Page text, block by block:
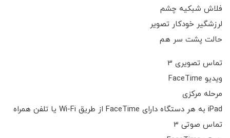
فلاش شبکیه چشم
لرزشگیر خودکار تصویر
حالت پشت سر هم
تماس تصویری 3
ویدیو FaceTime
مرحله مرکزی
iPad به هر دستگاه دارای FaceTime از طریق Wi-Fi یا تلفن همراه
تماس صوتی 3